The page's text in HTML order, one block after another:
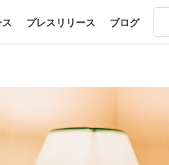
プレスリリース ブログ